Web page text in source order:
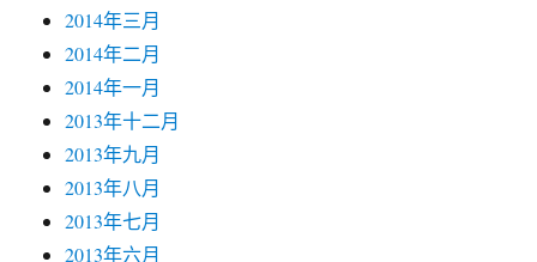
2014年三月
2014年二月
2014年一月
2013年十二月
2013年九月
2013年八月
2013年七月
2013年六月